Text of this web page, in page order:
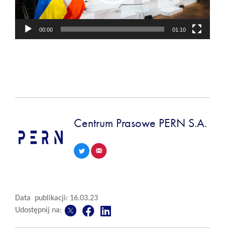
00:00 01:10
Centrum Prasowe PERN S.A.
Data publikacji: 16.03.23
Udostępnij na: